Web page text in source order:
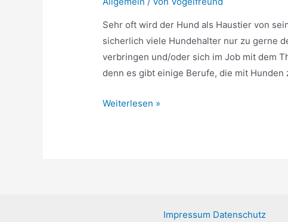
Sehr oft wird der Hund als Haustier von
sicherlich viele Hundehalter nur zu gerne
verbringen und/oder sich im Job mit dem
denn es gibt einige Berufe, die mit
Jobs
Weiterlesen »
Impressum Datenschutz